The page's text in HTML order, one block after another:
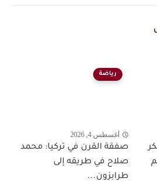
رياضة
أغسطس 4, 2026
صفقة القرن في تركيا: محمد
صلاح في طريقه إلى
طرابزون...